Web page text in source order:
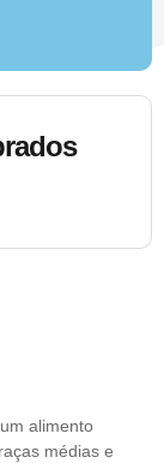
alimento
médias e